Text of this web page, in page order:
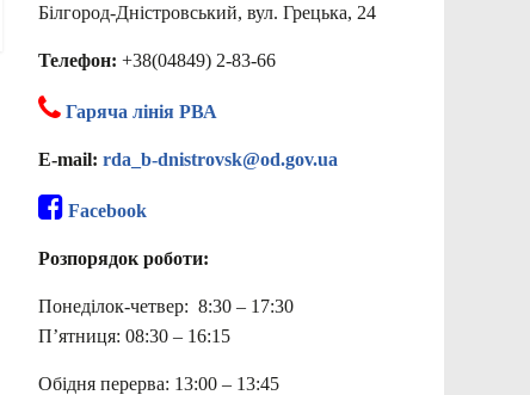
Білгород-Дністровський, вул. Грецька, 24
Телефон: +38(04849) 2-83-66
Гаряча лінія РВА
E-mail: rda_b-dnistrovsk@od.gov.ua
Facebook
Розпорядок роботи:
Понеділок-четвер: 8:30 – 17:30
П’ятниця: 08:30 – 16:15
Обідня перерва: 13:00 – 13:45